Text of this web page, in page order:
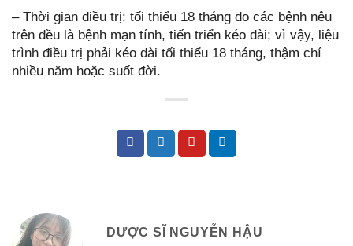
– Thời gian điều trị: tối thiểu 18 tháng do các bệnh nêu
trên đều là bệnh mạn tính, tiến triển kéo dài; vì vậy, liệu
trình điều trị phải kéo dài tối thiểu 18 tháng, thậm chí
nhiều năm hoặc suốt đời.
DƯỢC SĨ NGUYỄN HẬU